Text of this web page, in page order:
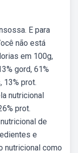
E para
não está
em 100g,
gord, 61%
13% prot.
nutricional
prot.
de
e
nutricional como